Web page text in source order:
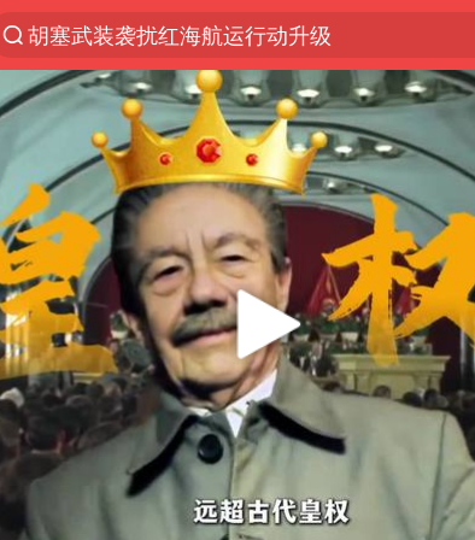
胡塞武装袭扰红海航运行动升级
我国编制完成新版全月地质图
台风白海豚即将进入48小时警戒线
官方回应献血屋不让市民入内躲雨
郑国霖回应去景区上班被保安拦下
80后女柜员逆袭成4200亿银行副行长
感觉全东北都在等7号
扎哈罗娃批广岛市长不提美国原子弹
女子利用漏洞0元薅走3000多件家电
关之琳否认与27岁模特的恋情
多地要求领导干部带头休假